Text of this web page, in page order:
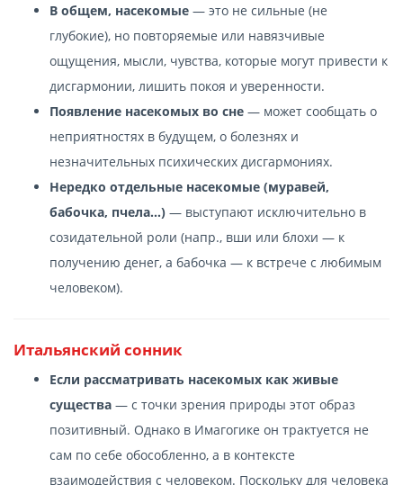
В общем, насекомые — это не сильные (не
глубокие), но повторяемые или навязчивые
ощущения, мысли, чувства, которые могут привести к
дисгармонии, лишить покоя и уверенности.
Появление насекомых во сне — может сообщать о
неприятностях в будущем, о болезнях и
незначительных психических дисгармониях.
Нередко отдельные насекомые (муравей,
бабочка, пчела…) — выступают исключительно в
созидательной роли (напр., вши или блохи — к
получению денег, а бабочка — к встрече с любимым
человеком).
Итальянский сонник
Если рассматривать насекомых как живые
существа — с точки зрения природы этот образ
позитивный. Однако в Имагогике он трактуется не
сам по себе обособленно, а в контексте
взаимодействия с человеком. Поскольку для человека